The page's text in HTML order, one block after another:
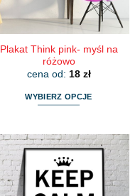
stronie
produktu
Plakat Think pink- myśl na
różowo
cena od: 18 zł
WYBIERZ OPCJE
ma
wiele
wariantów.
Opcje